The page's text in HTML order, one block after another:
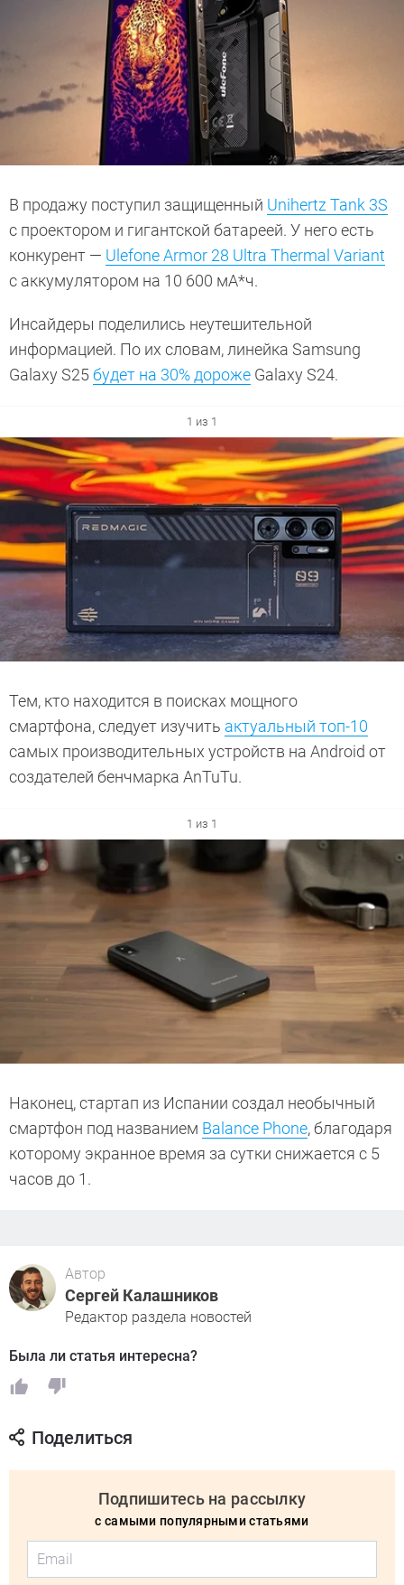
В продажу поступил защищенный Unihertz Tank 3S
c проектором и гигантской батареей. У него есть
конкурент — Ulefone Armor 28 Ultra Thermal Variant
с аккумулятором на 10 600 мА*ч.
Инсайдеры поделились неутешительной
информацией. По их словам, линейка Samsung
Galaxy S25будет на 30% дороже Galaxy S24.
1 из 1
Тем, кто находится в поисках мощного
смартфона, следует изучить актуальный топ-10
самых производительных устройств на Android от
создателей бенчмарка AnTuTu.
1 из 1
Наконец, стартап из Испании создал необычный
смартфон под названием Balance Phone, благодаря
которому экранное время за сутки снижается с 5
часов до 1.
Автор
Сергей Калашников
Редактор раздела новостей
Была ли статья интересна?
Поделиться
Подпишитесь на рассылку
с самыми популярными статьями